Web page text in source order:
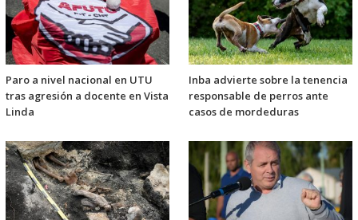
Paro a nivel nacional en UTU
tras agresión a docente en Vista
Linda
Inba advierte sobre la tenencia
responsable de perros ante
casos de mordeduras